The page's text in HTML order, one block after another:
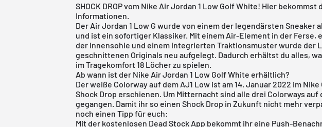
SHOCK DROP vom Nike Air Jordan 1 Low Golf White! Hier bekommst
Informationen.
Der Air Jordan 1 Low G wurde von einem der legendärsten Sneaker
und ist ein sofortiger Klassiker. Mit einem Air-Element in der Ferse,
der Innensohle und einem integrierten Traktionsmuster wurde der
geschnittenen Originals neu aufgelegt. Dadurch erhältst du alles,
im Tragekomfort 18 Löcher zu spielen.
Ab wann ist der Nike Air Jordan 1 Low Golf White erhältlich?
Der weiße Colorway auf dem AJ1 Low ist am 14. Januar 2022 im
Shock Drop erschienen. Um Mitternacht sind alle drei Colorways auf
gegangen. Damit ihr so einen Shock Drop in Zukunft nicht mehr
noch einen Tipp für euch:
Mit der kostenlosen Dead Stock App bekommt ihr eine Push-